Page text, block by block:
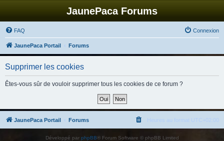
JaunePaca Forums
FAQ Connexion
JaunePaca Portail Forums
Supprimer les cookies
Êtes-vous sûr de vouloir supprimer tous les cookies de ce forum ?
JaunePaca Portail Forums Heures au format UTC+02:00
Développé par phpBB® Forum Software © phpBB Limited